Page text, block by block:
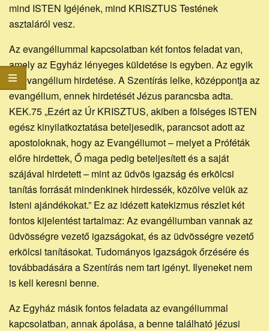
mind ISTEN Igéjének, mind KRISZTUS Testének
asztaláról vesz.
Az evangéliummal kapcsolatban két fontos feladat van,
amely az Egyház lényeges küldetése is egyben. Az egyik
az evangélium hirdetése. A Szentírás lelke, középpontja az
evangélium, ennek hirdetését Jézus parancsba adta.
KEK.75 „Ezért az Úr KRISZTUS, akiben a fölséges ISTEN
egész kinyilatkoztatása beteljesedik, parancsot adott az
apostoloknak, hogy az Evangéliumot – melyet a Próféták
előre hirdettek, Ő maga pedig beteljesített és a saját
szájával hirdetett – mint az üdvös igazság és erkölcsi
tanítás forrását mindenkinek hirdessék, közölve velük az
Isteni ajándékokat.” Ez az idézett katekizmus részlet két
fontos kijelentést tartalmaz: Az evangéliumban vannak az
üdvösségre vezető igazságokat, és az üdvösségre vezető
erkölcsi tanításokat. Tudományos igazságok őrzésére és
továbbadására a Szentírás nem tart igényt. Ilyeneket nem
is kell keresni benne.
Az Egyház másik fontos feladata az evangéliummal
kapcsolatban, annak ápolása, a benne található jézusi